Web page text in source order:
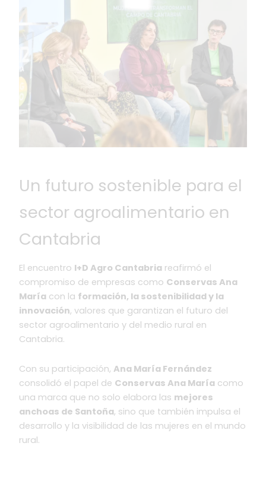
Un futuro sostenible para el
sector agroalimentario en
Cantabria
El encuentro I+D Agro Cantabria reafirmó el
compromiso de empresas como Conservas Ana
María con la formación, la sostenibilidad y la
innovación, valores que garantizan el futuro del
sector agroalimentario y del medio rural en
Cantabria.
Con su participación,Ana María Fernández
consolidó el papel de Conservas Ana María como
una marca que no solo elabora las mejores
anchoas de Santoña, sino que también impulsa el
desarrollo y la visibilidad de las mujeres en el mundo
rural.